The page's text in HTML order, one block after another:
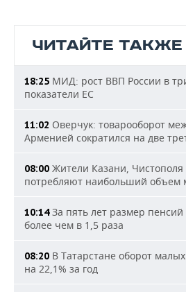
ЧИТАЙТЕ ТАКЖЕ
18:25 МИД: рост ВВП России в
показатели ЕС
11:02 Оверчук: товарооборот
Арменией сократился на две
08:00 Жители Казани, Чистополя
потребляют наибольший объем
10:14За пять лет размер пенсий
более чем в 1,5 раза
08:20 В Татарстане оборот
на 22,1% за год